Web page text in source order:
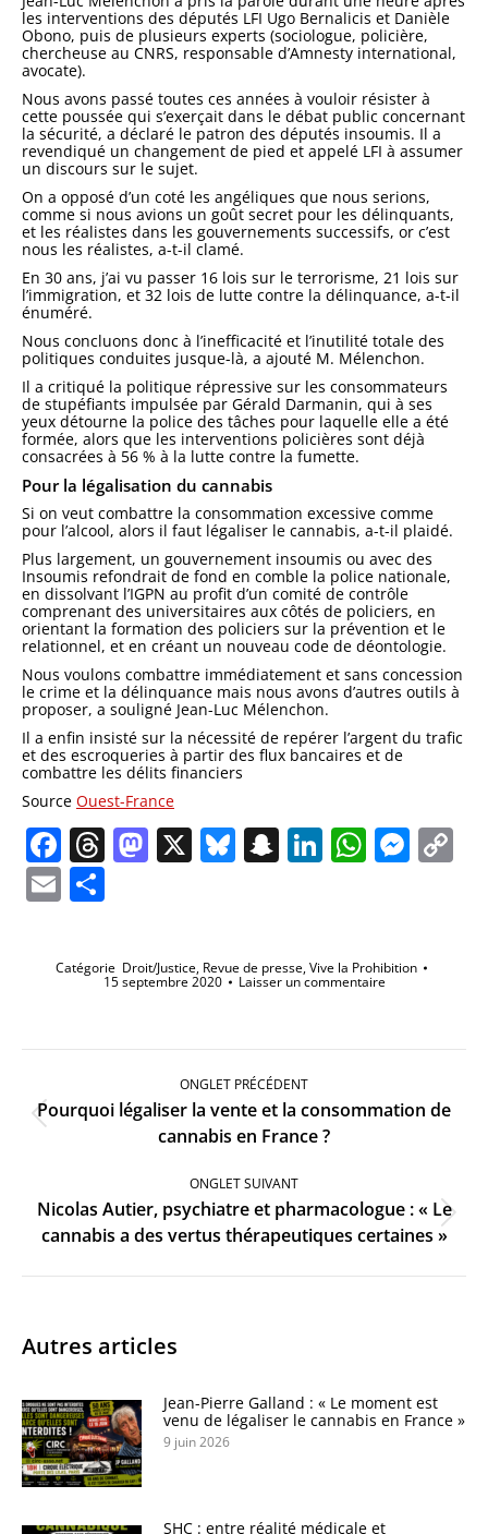
les interventions des députés LFI Ugo Bernalicis et Danièle
Obono, puis de plusieurs experts (sociologue, policière,
chercheuse au CNRS, responsable d’Amnesty international,
avocate).
Nous avons passé toutes ces années à vouloir résister à
cette poussée qui s’exerçait dans le débat public concernant
la sécurité, a déclaré le patron des députés insoumis. Il a
revendiqué un changement de pied et appelé LFI à assumer
un discours sur le sujet.
On a opposé d’un coté les angéliques que nous serions,
comme si nous avions un goût secret pour les délinquants,
et les réalistes dans les gouvernements successifs, or c’est
nous les réalistes, a-t-il clamé.
En 30 ans, j’ai vu passer 16 lois sur le terrorisme, 21 lois sur
l’immigration, et 32 lois de lutte contre la délinquance, a-t-il
énuméré.
Nous concluons donc à l’inefficacité et l’inutilité totale des
politiques conduites jusque-là, a ajouté M. Mélenchon.
Il a critiqué la politique répressive sur les consommateurs
de stupéfiants impulsée par Gérald Darmanin, qui à ses
yeux détourne la police des tâches pour laquelle elle a été
formée, alors que les interventions policières sont déjà
consacrées à 56 % à la lutte contre la fumette.
Pour la légalisation du cannabis
Si on veut combattre la consommation excessive comme
pour l’alcool, alors il faut légaliser le cannabis, a-t-il plaidé.
Plus largement, un gouvernement insoumis ou avec des
Insoumis refondrait de fond en comble la police nationale,
en dissolvant l’IGPN au profit d’un comité de contrôle
comprenant des universitaires aux côtés de policiers, en
orientant la formation des policiers sur la prévention et le
relationnel, et en créant un nouveau code de déontologie.
Nous voulons combattre immédiatement et sans concession
le crime et la délinquance mais nous avons d’autres outils à
proposer, a souligné Jean-Luc Mélenchon.
Il a enfin insisté sur la nécessité de repérer l’argent du trafic
et des escroqueries à partir des flux bancaires et de
combattre les délits financiers
Source Ouest-France
Facebook
Threads
Mastodon
X Bluesky
Snapchat
LinkedIn
Email
Catégorie Droit/Justice, Revue de presse,Vive la Prohibition
15 septembre 2020 Laisser un commentaire
Navigation
ONGLET PRÉCÉDENT
Onglet
précédent
Pourquoi légaliser la vente et la consommation de
cannabis en France ?
ONGLET SUIVANT
Onglet
suivant
Nicolas Autier, psychiatre et pharmacologue : « Le
cannabis a des vertus thérapeutiques certaines »
Autres articles
Jean-Pierre Galland : « Le moment est
venu de légaliser le cannabis en France »
9 juin 2026
SHC : entre réalité médicale et